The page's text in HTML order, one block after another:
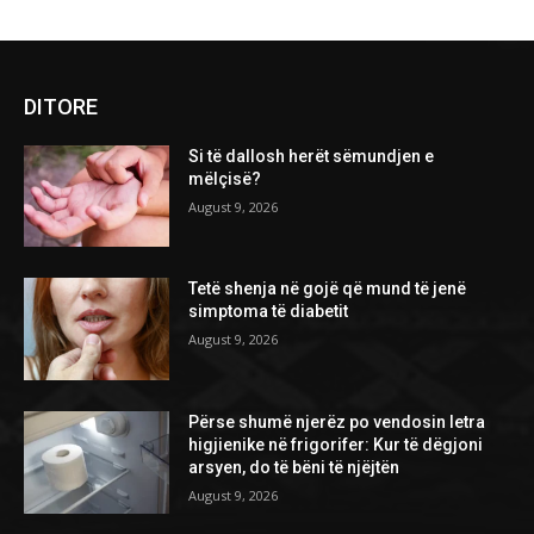
DITORE
Si të dallosh herët sëmundjen e
mëlçisë?
August 9, 2026
Tetë shenja në gojë që mund të jenë
simptoma të diabetit
August 9, 2026
Përse shumë njerëz po vendosin letra
higjienike në frigorifer: Kur të dëgjoni
arsyen, do të bëni të njëjtën
August 9, 2026